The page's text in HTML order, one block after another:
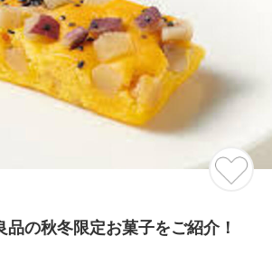
品の秋冬限定お菓子をご紹介！